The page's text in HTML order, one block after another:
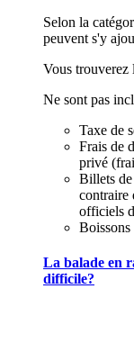
Selon la
peuvent s'y
Vous trouverez
Ne sont pas
Taxe de
Frais de
privé
Billets de
contraire
officiels
Boissons
La balade en
difficile?